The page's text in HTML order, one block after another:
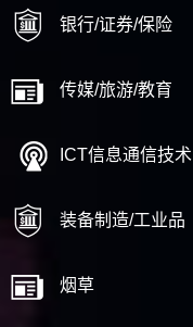
银行/证券/保险
传媒/旅游/教育
ICT信息通信技术
装备制造/工业品
烟草